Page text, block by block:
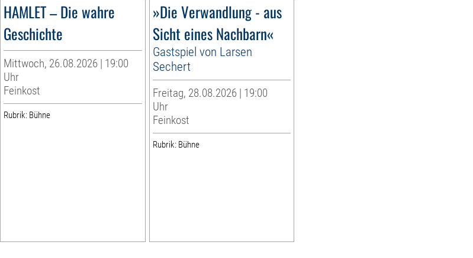
HAMLET – Die wahre
Geschichte
Mittwoch, 26.08.2026 | 19:00
Uhr
Feinkost
Rubrik: Bühne
»Die Verwandlung - aus
Sicht eines Nachbarn«
Gastspiel von Larsen
Sechert
Freitag, 28.08.2026 | 19:00
Uhr
Feinkost
Rubrik: Bühne